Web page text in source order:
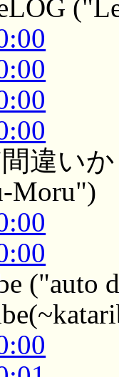
間違い
Moru")
("auto